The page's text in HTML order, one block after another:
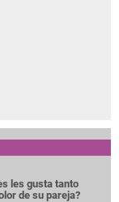
les gusta tanto
de su pareja?